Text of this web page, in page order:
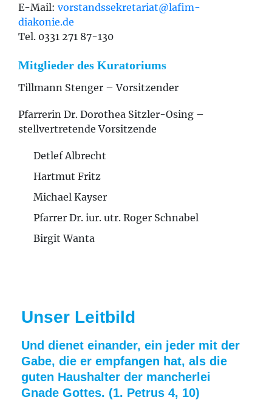
E-Mail: vorstandssekretariat@lafim-
diakonie.de
Tel. 0331 271 87-130
Mitglieder des Kuratoriums
Tillmann Stenger – Vorsitzender
Pfarrerin Dr. Dorothea Sitzler-Osing –
stellvertretende Vorsitzende
Detlef Albrecht
Hartmut Fritz
Michael Kayser
Pfarrer Dr. iur. utr. Roger Schnabel
Birgit Wanta
Unser Leitbild
Und dienet einander, ein jeder mit der
Gabe, die er empfangen hat, als die
guten Haushalter der mancherlei
Gnade Gottes. (1. Petrus 4, 10)